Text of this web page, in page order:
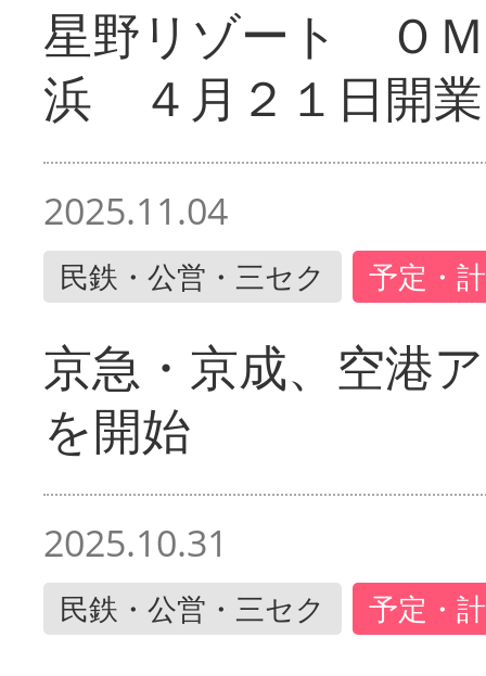
星野リゾート Ｏ
浜 ４月２１日開業
2025.11.04
民鉄・公営・三セク 予定・
京急・京成、空港
を開始
2025.10.31
民鉄・公営・三セク 予定・